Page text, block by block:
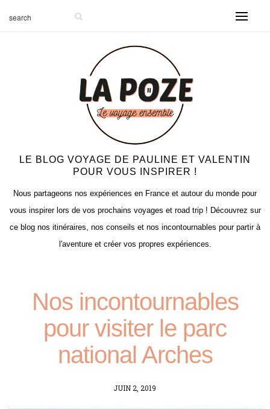
LE BLOG VOYAGE DE PAULINE ET VALENTIN
POUR VOUS INSPIRER !
Nous partageons nos expériences en France et autour du monde pour
vous inspirer lors de vos prochains voyages et road trip ! Découvrez sur
ce blog nos itinéraires, nos conseils et nos incontournables pour partir à
l'aventure et créer vos propres expériences.
Nos incontournables
pour visiter le parc
national Arches
POSTED
JUIN 2, 2019